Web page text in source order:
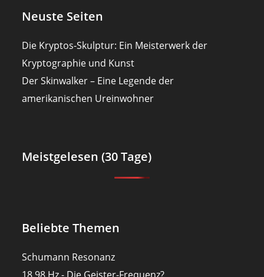
Neuste Seiten
Die Kryptos-Skulptur: Ein Meisterwerk der
Kryptographie und Kunst
Der Skinwalker – Eine Legende der
amerikanischen Ureinwohner
Meistgelesen (30 Tage)
Beliebte Themen
Schumann Resonanz